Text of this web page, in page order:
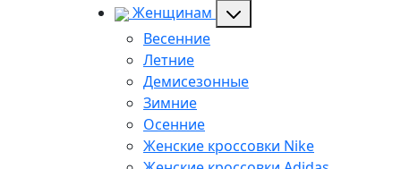
Женщинам
Весенние
Летние
Демисезонные
Зимние
Осенние
Женские кроссовки Nike